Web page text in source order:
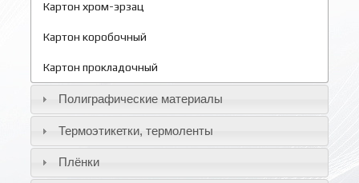
Картон хром-эрзац
Картон коробочный
Картон прокладочный
Полиграфические материалы
Термоэтикетки, термоленты
Плёнки